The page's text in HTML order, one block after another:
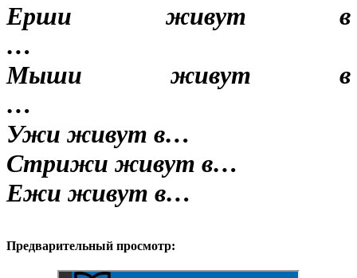
Ерши живут в
…
Мыши живут в
…
Ужи живут в…
Стрижи живут в…
Ежи живут в…
Предварительный просмотр: